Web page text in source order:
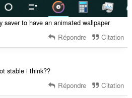
saver to have an animated wallpaper
Répondre Citation
stable i think??
Répondre Citation